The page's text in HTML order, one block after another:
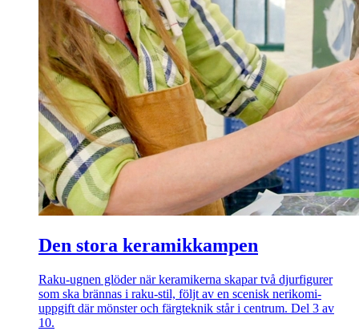
Den stora keramikkampen
Raku-ugnen glöder när keramikerna skapar två djurfigurer
som ska brännas i raku-stil, följt av en scenisk nerikomi-
uppgift där mönster och färgteknik står i centrum. Del 3 av
10.